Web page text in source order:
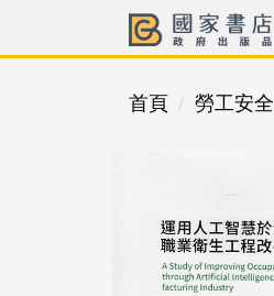
首頁 勞工安全